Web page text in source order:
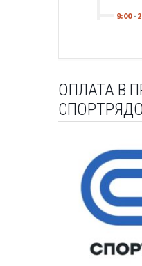
9:00-
ОПЛАТА В